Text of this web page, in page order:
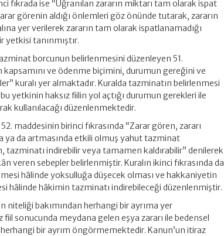
ise “Uğranılan zararın miktarı tam olarak ispat
görenin aldığı önlemleri göz önünde tutarak, zararın
yer verilerek zararın tam olarak ispatlanamadığı
yetkisi tanınmıştır.
borcunun belirlenmesini düzenleyen 51.
ve ödenme biçimini, durumun gereğini ve
kuralı yer almaktadır. Kuralda tazminatın belirlenmesi
yetkinin haksız fiilin yol açtığı durumun gerekleri ile
kullanılacağı düzenlenmektedir.
maddesinin birinci fıkrasında “Zarar gören, zararı
ya da artmasında etkili olmuş yahut tazminat
tazminatı indirebilir veya tamamen kaldırabilir” denilerek
veren sebepler belirlenmiştir. Kuralın ikinci fıkrasında da
hâlinde yoksulluğa düşecek olması ve hakkaniyetin
hâlinde hâkimin tazminatı indirebileceği düzenlenmiştir.
niteliği bakımından herhangi bir ayrıma yer
sonucunda meydana gelen eşya zararı ile bedensel
bir ayrım öngörmemektedir. Kanun’un itiraz